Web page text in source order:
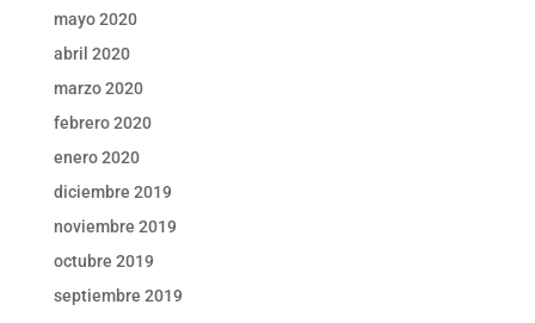
mayo 2020
abril 2020
marzo 2020
febrero 2020
enero 2020
diciembre 2019
noviembre 2019
octubre 2019
septiembre 2019